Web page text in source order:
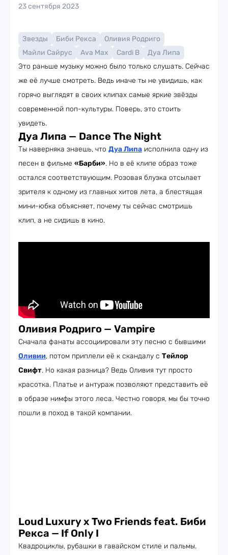
23 сентября 2023
Звезды Биби Рекса
Оливия Родриго
Майли Сайрус
Ava Max Cardi B
Дуа Липа
Это раньше музыку можно было только слушать. Сейчас
же её лучше смотреть. Ведь иначе ты не увидишь, как
горячо выглядят в своих клипах самые яркие звёзды
современной поп-культуры. Поверь, это стоить
увидеть.
Дуа Липа — Dance The Night
Ты наверняка знаешь, что Дуа Липа исполнила одну из
песен в фильме «Барби». Но в её клипе образ тоже
остался соответствующим. Розовая блузка отсылает
зрителя к одному из главных хитов лета, а блестящая
мини-юбка объясняет, почему ты сейчас смотришь
клип, а не сидишь в кино.
Оливия Родриго — Vampire
Сначала фанаты ассоциировали эту песню с бывшими
Оливии, потом приплели её к скандалу с Тейлор
Свифт. Но какая разница? Ведь Оливия тут просто
красотка. Платье и антураж позволяют представить её
в образе нимфы этого леса. Честно говоря, мы бы точно
пошли в поход в такой компании.
Loud Luxury x Two Friends feat. Биби
Рекса — If Only I
Квадроциклы, рубашки в гавайском стиле и пальмы.